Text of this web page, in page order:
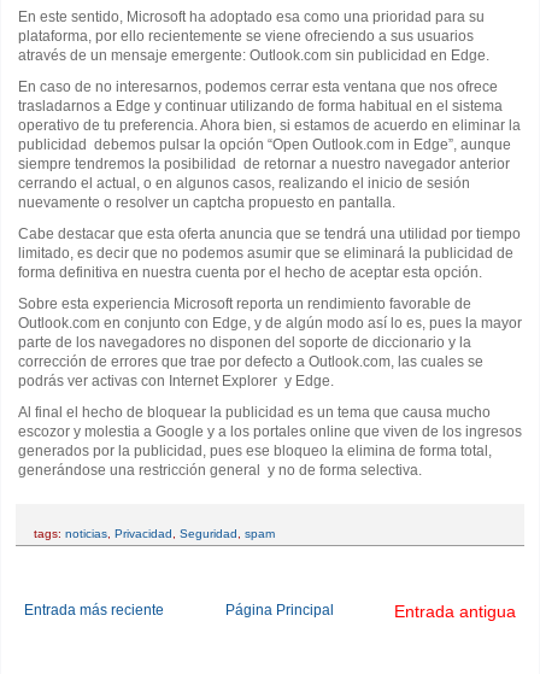
En este sentido, Microsoft ha adoptado esa como una prioridad para su
plataforma, por ello recientemente se viene ofreciendo a sus usuarios
através de un mensaje emergente: Outlook.com sin publicidad en Edge.
En caso de no interesarnos, podemos cerrar esta ventana que nos ofrece
trasladarnos a Edge y continuar utilizando de forma habitual en el sistema
operativo de tu preferencia. Ahora bien, si estamos de acuerdo en eliminar la
publicidad debemos pulsar la opción “Open Outlook.com in Edge”, aunque
siempre tendremos la posibilidad de retornar a nuestro navegador anterior
cerrando el actual, o en algunos casos, realizando el inicio de sesión
nuevamente o resolver un captcha propuesto en pantalla.
Cabe destacar que esta oferta anuncia que se tendrá una utilidad por tiempo
limitado, es decir que no podemos asumir que se eliminará la publicidad de
forma definitiva en nuestra cuenta por el hecho de aceptar esta opción.
Sobre esta experiencia Microsoft reporta un rendimiento favorable de
Outlook.com en conjunto con Edge, y de algún modo así lo es, pues la mayor
parte de los navegadores no disponen del soporte de diccionario y la
corrección de errores que trae por defecto a Outlook.com, las cuales se
podrás ver activas con Internet Explorer y Edge.
Al final el hecho de bloquear la publicidad es un tema que causa mucho
escozor y molestia a Google y a los portales online que viven de los ingresos
generados por la publicidad, pues ese bloqueo la elimina de forma total,
generándose una restricción general y no de forma selectiva.
tags: noticias Privacidad Seguridad spam
Entrada más reciente Entrada antigua
Página Principal